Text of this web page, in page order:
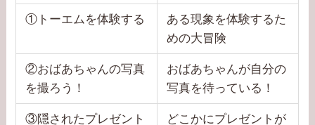
①トーエムを体験する
ある現象を体験するた
めの大冒険
②おばあちゃんの写真
を撮ろう！
おばあちゃんが自分の
写真を待っている！
③隠されたプレゼント
どこかにプレゼントが